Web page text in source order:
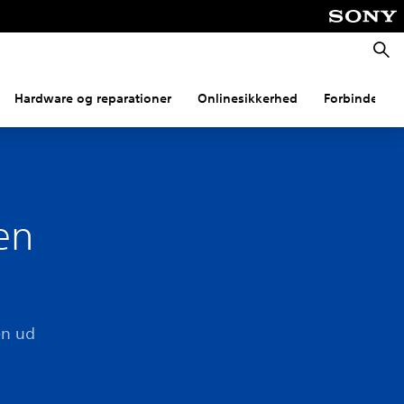
Søg
Hardware og reparationer Onlinesikkerhed Forbindelse
ud